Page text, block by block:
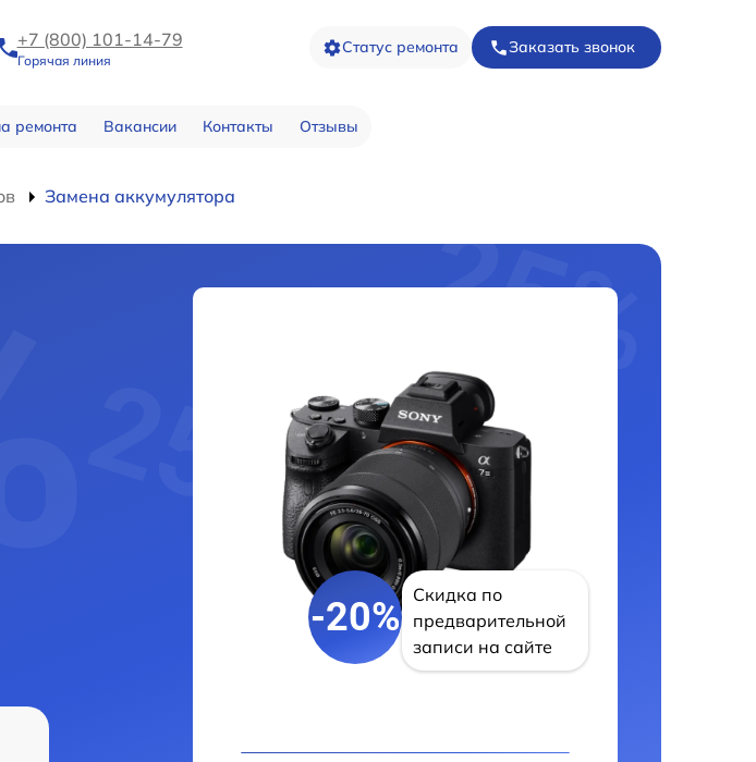
+7 (800) 101-14-79
Горячая линия
Статус ремонта Заказать звонок
ремонта Вакансии Контакты Отзывы
Замена аккумулятора
-20%
Скидка по
предварительной
записи на сайте